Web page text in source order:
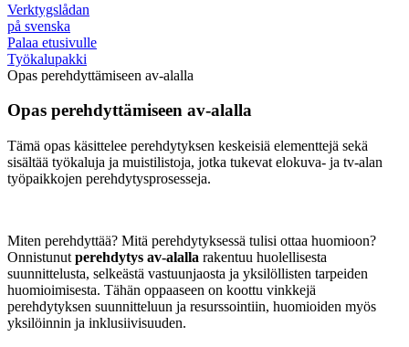
Verktygslådan
på svenska
Palaa etusivulle
Työkalupakki
Opas perehdyttämiseen av-alalla
Opas perehdyttämiseen av‑alalla
Tämä opas käsittelee perehdytyksen keskeisiä elementtejä sekä
sisältää työkaluja ja muistilistoja, jotka tukevat elokuva- ja tv-alan
työpaikkojen perehdytysprosesseja.
Miten perehdyttää? Mitä perehdytyksessä tulisi ottaa huomioon?
Onnistunut perehdytys av-alalla rakentuu huolellisesta
suunnittelusta, selkeästä vastuunjaosta ja yksilöllisten tarpeiden
huomioimisesta. Tähän oppaaseen on koottu vinkkejä
perehdytyksen suunnitteluun ja resurssointiin, huomioiden myös
yksilöinnin ja inklusiivisuuden.